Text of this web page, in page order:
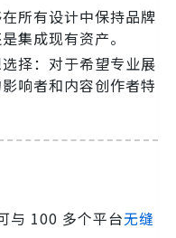
所有设计中保持品牌
集成现有资产。
择：对于希望专业展
响者和内容创作者特
与 100 多个平台无缝